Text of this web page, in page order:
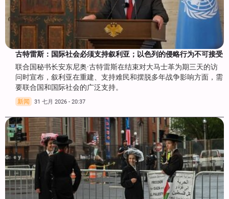
古特雷斯：国际社会必须支持叙利亚；以色列的侵略行为不可接受
联合国秘书长安东尼奥·古特雷斯在结束对大马士革为期三天的访
问时宣布，叙利亚在重建、支持难民和摆脱多年战争影响方面，需
要联合国和国际社会的广泛支持。
新闻 31 七月 2026 - 20:37